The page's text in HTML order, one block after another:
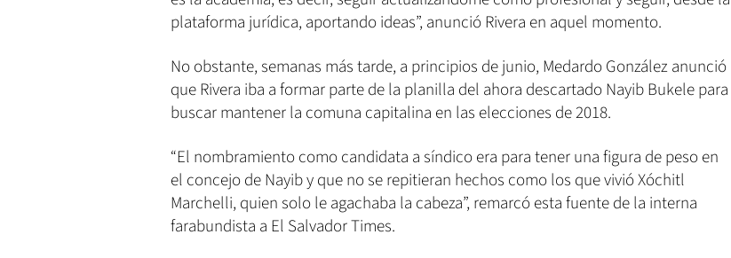
plataforma jurídica, aportando ideas”, anunció Rivera en aquel momento.
No obstante, semanas más tarde, a principios de junio, Medardo González anunció
que Rivera iba a formar parte de la planilla del ahora descartado Nayib Bukele para
buscar mantener la comuna capitalina en las elecciones de 2018.
“El nombramiento como candidata a síndico era para tener una figura de peso en
el concejo de Nayib y que no se repitieran hechos como los que vivió Xóchitl
Marchelli, quien solo le agachaba la cabeza”, remarcó esta fuente de la interna
farabundista a El Salvador Times.